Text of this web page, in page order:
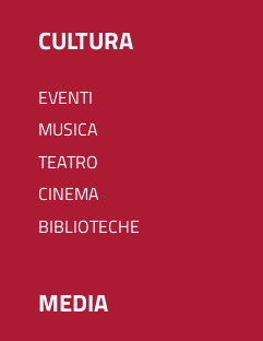
CULTURA
EVENTI
MUSICA
TEATRO
CINEMA
BIBLIOTECHE
MEDIA